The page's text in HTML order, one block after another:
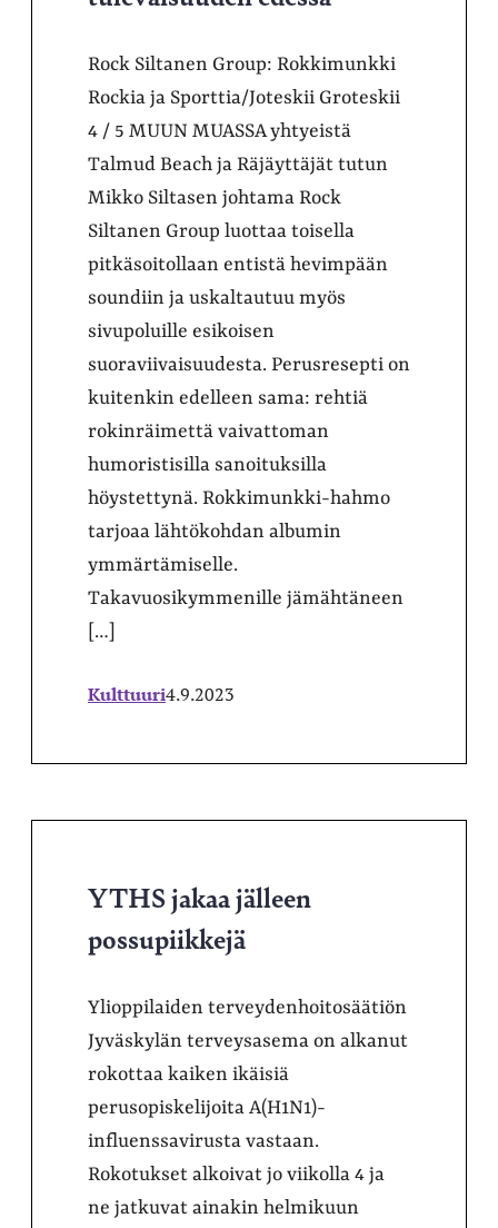
Rock Siltanen Group: Rokkimunkki
Rockia ja Sporttia/Joteskii Groteskii
4 / 5 MUUN MUASSA yhtyeistä
Talmud Beach ja Räjäyttäjät tutun
Mikko Siltasen johtama Rock
Siltanen Group luottaa toisella
pitkäsoitollaan entistä hevimpään
soundiin ja uskaltautuu myös
sivupoluille esikoisen
suoraviivaisuudesta. Perusresepti on
kuitenkin edelleen sama: rehtiä
rokinräimettä vaivattoman
humoristisilla sanoituksilla
höystettynä. Rokkimunkki-hahmo
tarjoaa lähtökohdan albumin
ymmärtämiselle.
Takavuosikymmenille jämähtäneen
[…]
Kulttuuri4.9.2023
YTHS jakaa jälleen
possupiikkejä
Ylioppilaiden terveydenhoitosäätiön
Jyväskylän terveysasema on alkanut
rokottaa kaiken ikäisiä
perusopiskelijoita A(H1N1)-
influenssavirusta vastaan.
Rokotukset alkoivat jo viikolla 4 ja
ne jatkuvat ainakin helmikuun